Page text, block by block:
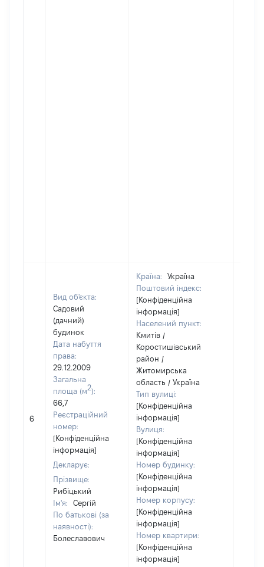
6
Вид об'єкта:
Садовий
(дачний)
будинок
Дата набуття
права:
29.12.2009
Загальна
площа (м2):
66,7
Реєстраційний
номер:
[Конфіденційна
інформація]
Декларує:
Прізвище:
Рибіцький
Ім'я:
Сергій
По батькові (за
наявності):
Болеславович
Країна:
Україна
Поштовий індекс:
[Конфіденційна
інформація]
Населений пункт:
Кмитів /
Коростишівський
район /
Житомирська
область / Україна
Тип вулиці:
[Конфіденційна
інформація]
Вулиця:
[Конфіденційна
інформація]
Номер будинку:
[Конфіденційна
інформація]
Номер корпусу:
[Конфіденційна
інформація]
Номер квартири:
[Конфіденційна
інформація]